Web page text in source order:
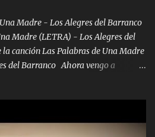
hasta topar pues no hay de otra...
Madre - Los Alegres del Barranco
Madre (LETRA) - Los Alegres del
canción Las Palabras de Una Madre
del Barranco Ahora vengo a
y nunca te olvidaremos, aquí